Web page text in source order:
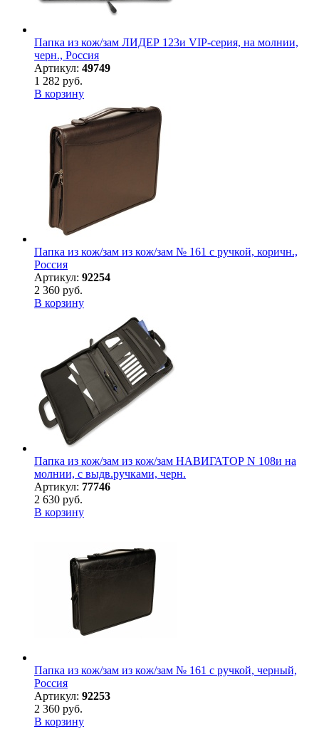
Папка из кож/зам ЛИДЕР 123и VIP-серия, на молнии,
черн., Россия
Артикул: 49749
1 282 руб.
В корзину
Папка из кож/зам из кож/зам № 161 с ручкой, коричн.,
Россия
Артикул: 92254
2 360 руб.
В корзину
Папка из кож/зам из кож/зам НАВИГАТОР N 108и на
молнии, с выдв.ручками, черн.
Артикул: 77746
2 630 руб.
В корзину
Папка из кож/зам из кож/зам № 161 с ручкой, черный,
Россия
Артикул: 92253
2 360 руб.
В корзину